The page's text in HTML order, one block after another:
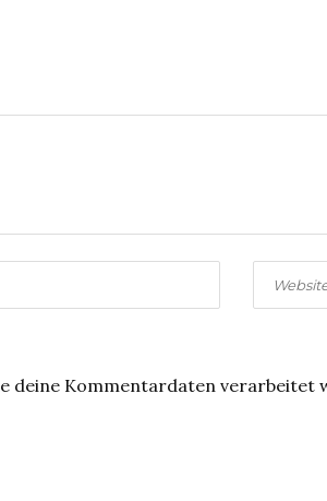
deine Kommentardaten verarbeitet